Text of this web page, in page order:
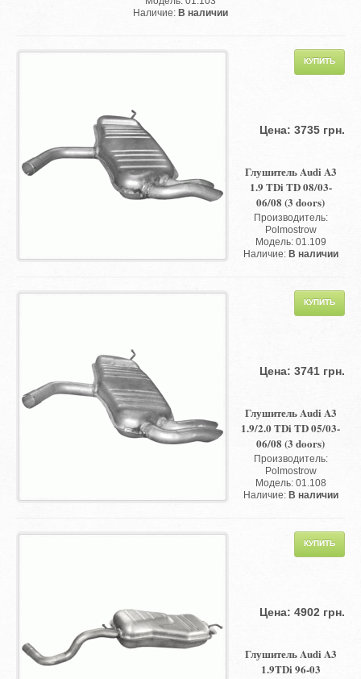
Наличие: В наличии
Цена: 3735 грн.
Глушитель Audi A3
1.9 TDi TD 08/03-
06/08 (3 doors)
Производитель:
Polmostrow
Модель: 01.109
Наличие: В наличии
Цена: 3741 грн.
Глушитель Audi A3
1.9/2.0 TDi TD 05/03-
06/08 (3 doors)
Производитель:
Polmostrow
Модель: 01.108
Наличие: В наличии
Цена: 4902 грн.
Глушитель Audi A3
1.9TDi 96-03